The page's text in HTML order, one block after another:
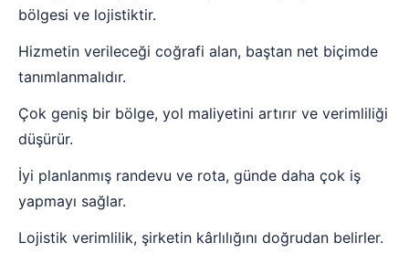
bölgesi ve lojistiktir.
Hizmetin verileceği coğrafi alan, baştan net biçimde
tanımlanmalıdır.
Çok geniş bir bölge, yol maliyetini artırır ve verimliliği
düşürür.
İyi planlanmış randevu ve rota, günde daha çok iş
yapmayı sağlar.
Lojistik verimlilik, şirketin kârlılığını doğrudan belirler.